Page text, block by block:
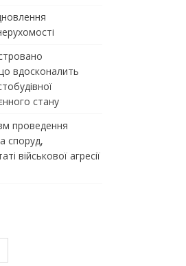
вдосконалить
стану
проведення
споруд,
військової агресії